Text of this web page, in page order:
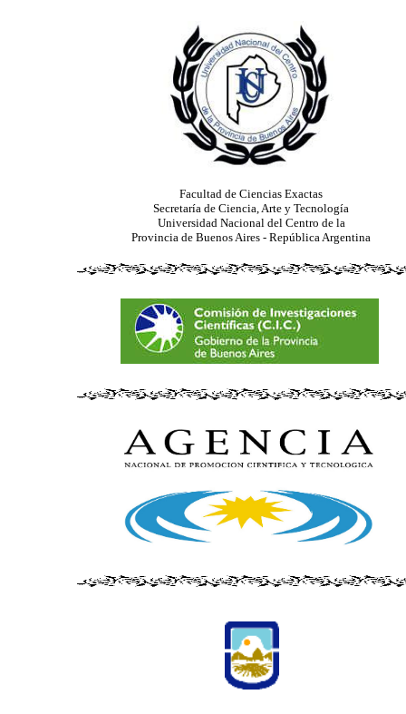
Facultad de Ciencias Exactas
Secretaría de Ciencia, Arte y Tecnología
Universidad Nacional del Centro de la
Provincia de Buenos Aires - República Argentina